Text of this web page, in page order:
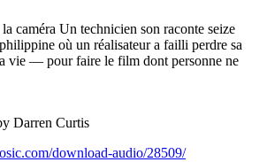
caméra Un technicien son raconte seize
où un réalisateur a failli perdre sa
vie — pour faire le film dont personne ne
Darren Curtis
download-audio/28509/